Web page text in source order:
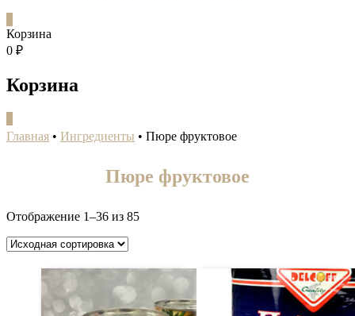
Корзина
0 ₽
Корзина
Главная • Ингредиенты • Пюре фруктовое
Пюре фруктовое
Отображение 1–36 из 85